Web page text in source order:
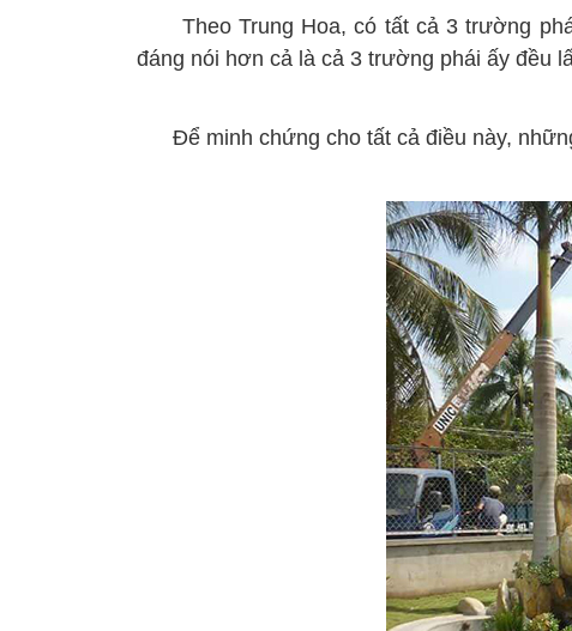
Theo Trung Hoa, có tất cả 3 trường
đáng nói hơn cả là cả 3 trường phái ấy đều
Để minh chứng cho tất cả điều này,